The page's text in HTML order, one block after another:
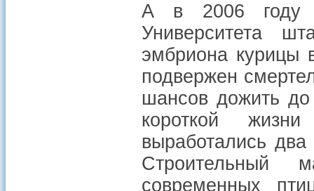
А в 2006 году
Университета
эмбриона
подвержен
шансов дожить
короткой
выработались
Строительный
современных